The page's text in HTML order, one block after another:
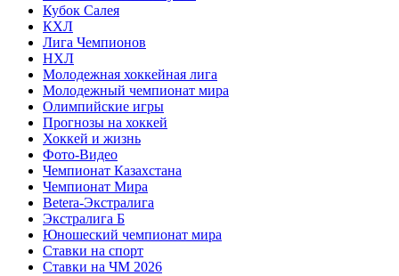
Кубок Салея
КХЛ
Лига Чемпионов
НХЛ
Молодежная хоккейная лига
Молодежный чемпионат мира
Олимпийские игры
Прогнозы на хоккей
Хоккей и жизнь
Фото-Видео
Чемпионат Казахстана
Чемпионат Мира
Betera-Экстралига
Экстралига Б
Юношеский чемпионат мира
Ставки на спорт
Ставки на ЧМ 2026